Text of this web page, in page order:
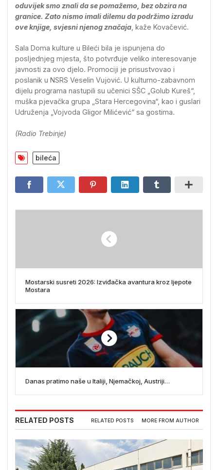
oduvijek smo znali da se pomažemo, bez obzira na
granice. Zato nismo imali dilemu da podržimo izradu
ove knjige, svjesni njenog značaja , kaže Kovačević.
Sala Doma kulture u Bileći bila je ispunjena do
posljednjeg mjesta, što potvrđuje veliko interesovanje
javnosti za ovo djelo. Promociji je prisustvovao i
poslanik u NSRS Veselin Vujović. U kulturno-zabavnom
dijelu programa nastupili su učenici SŠC „Golub Kureš“,
muška pjevačka grupa „Stara Hercegovina“, kao i guslari
Udruženja „Vojvoda Gligor Milićević“ sa gostima.
(Radio Trebinje)
bileća
Mostarski susreti 2026: Izviđačka avantura kroz ljepote
Mostara
Danas pratimo naše u Italiji, Njemačkoj, Austriji…
RELATED POSTS RELATED POSTS MORE FROM AUTHOR